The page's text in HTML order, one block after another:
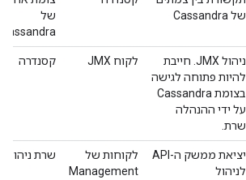
של Cassandra
של
Cassandra
ניהול JMX. חייבת
להיות פתוחה לגישה
בצומת Cassandra
על ידי ההנהלה
שרת.
לקוח JMX קסנדרה
יציאת ממשק ה-API
לניהול
לקוחות של
Management
שרת ניהול